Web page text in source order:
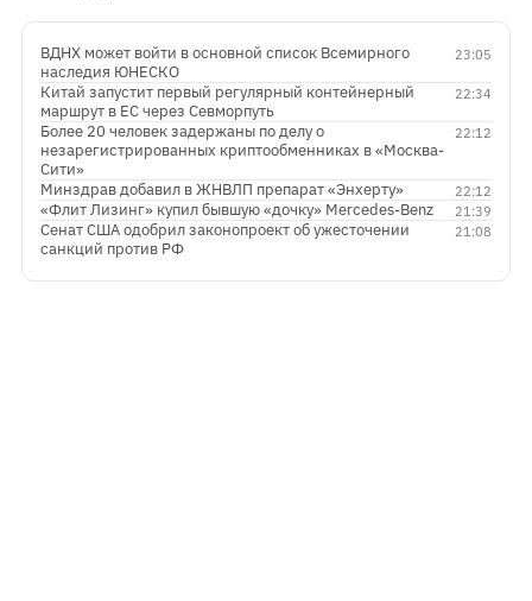
23:05
ВДНХ может войти в основной список Всемирного
наследия ЮНЕСКО
22:34
Китай запустит первый регулярный контейнерный
маршрут в ЕС через Севморпуть
22:12
Более 20 человек задержаны по делу о
незарегистрированных криптообменниках в «Москва-
Сити»
22:12
Минздрав добавил в ЖНВЛП препарат «Энхерту»
21:39
«Флит Лизинг» купил бывшую «дочку» Mercedes-Benz
21:08
Сенат США одобрил законопроект об ужесточении
санкций против РФ